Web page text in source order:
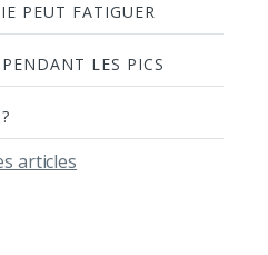
PEUT FATIGUER
LES PICS
articles